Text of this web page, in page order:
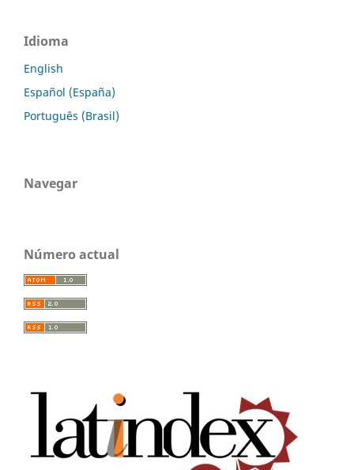
Idioma
English
Español (España)
Português (Brasil)
Navegar
Número actual